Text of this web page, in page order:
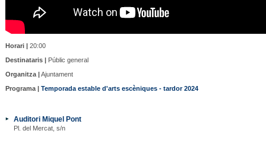
Horari |20:00
Destinataris |Públic general
Organitza |Ajuntament
Programa | Temporada estable d'arts escèniques - tardor 2024
Auditori Miquel Pont
Pl. del Mercat, s/n